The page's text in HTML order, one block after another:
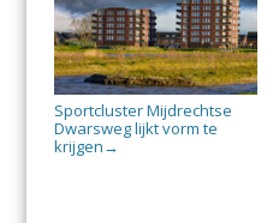
Sportcluster Mijdrechtse
Dwarsweg lijkt vorm te
krijgen →